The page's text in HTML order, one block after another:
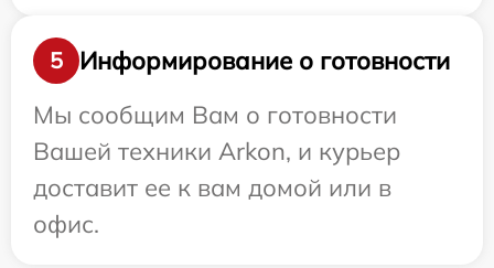
5
Информирование о готовности
Мы сообщим Вам о готовности
Вашей техники Arkon, и курьер
доставит ее к вам домой или в
офис.